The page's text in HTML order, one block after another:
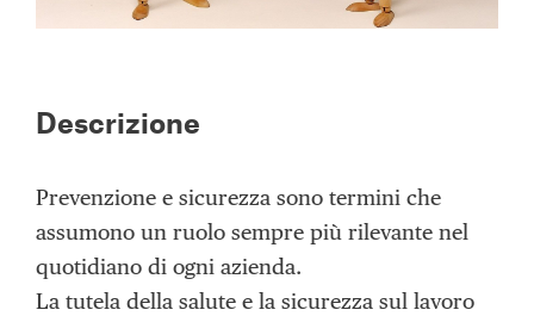
Descrizione
Prevenzione e sicurezza sono termini che
assumono un ruolo sempre più rilevante nel
quotidiano di ogni azienda.
La tutela della salute e la sicurezza sul lavoro